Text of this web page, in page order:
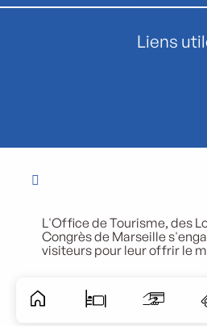
Liens
L'Office de Tourisme, des
Congrès de Marseille
visiteurs pour leur offrir le